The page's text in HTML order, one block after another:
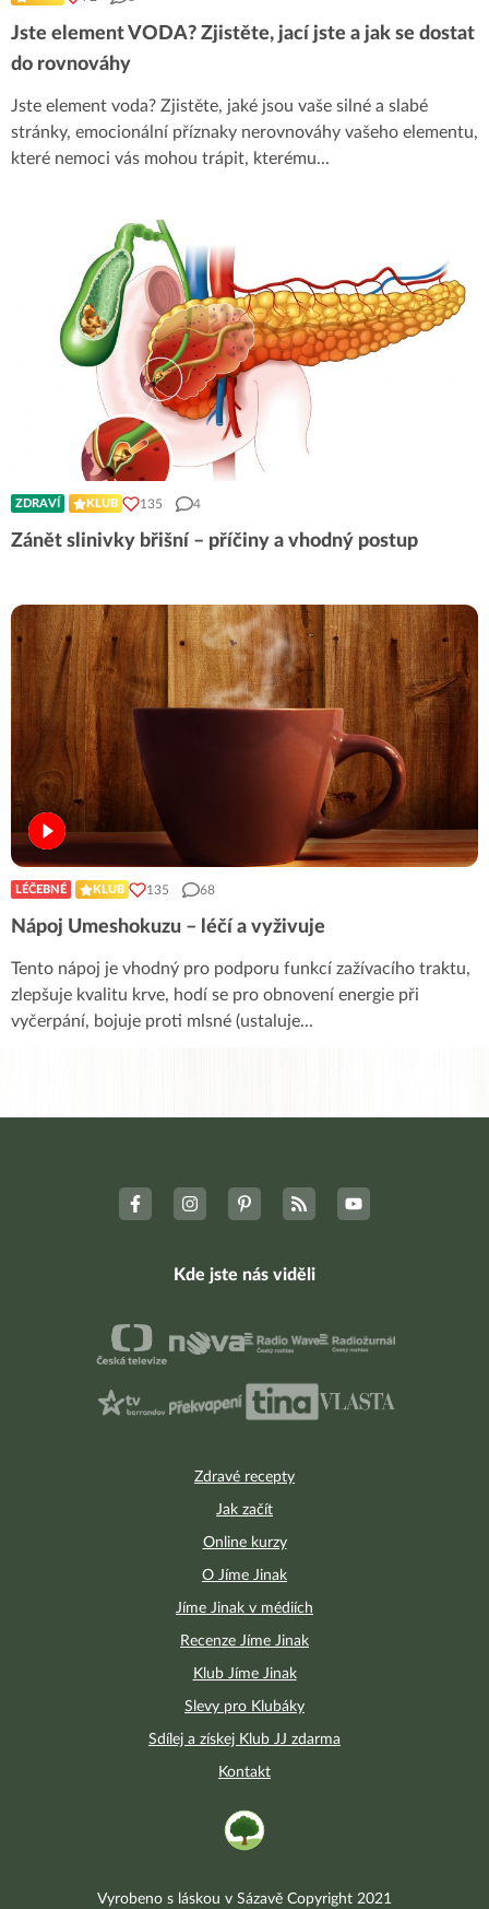
Jste element VODA? Zjistěte, jací jste a jak se dostat
do rovnováhy
Jste element voda? Zjistěte, jaké jsou vaše silné a slabé
stránky, emocionální příznaky nerovnováhy vašeho elementu,
které nemoci vás mohou trápit, kterému...
ZDRAVÍ KLUB 135 4
Zánět slinivky břišní – příčiny a vhodný postup
LÉČEBNÉ KLUB 135 68
Nápoj Umeshokuzu – léčí a vyživuje
Tento nápoj je vhodný pro podporu funkcí zažívacího traktu,
zlepšuje kvalitu krve, hodí se pro obnovení energie při
vyčerpání, bojuje proti mlsné (ustaluje...
Zdravé recepty
Jak začít
Online kurzy
O Jíme Jinak
Jíme Jinak v médiích
Recenze Jíme Jinak
Klub Jíme Jinak
Slevy pro Klubáky
Sdílej a získej Klub JJ zdarma
Kontakt
Kde jste nás viděli
Vyrobeno s láskou v Sázavě Copyright 2021